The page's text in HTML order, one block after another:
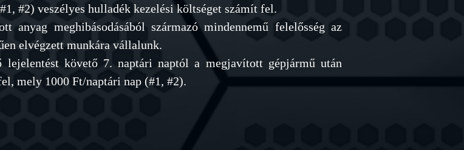
#2) veszélyes hulladék kezelési költséget számít fel.
anyag meghibásodásából származó mindennemű felelősség az
elvégzett munkára vállalunk.
követő 7. naptári naptól a megjavított gépjármű után
mely 1000 Ft/naptári nap (#1, #2).